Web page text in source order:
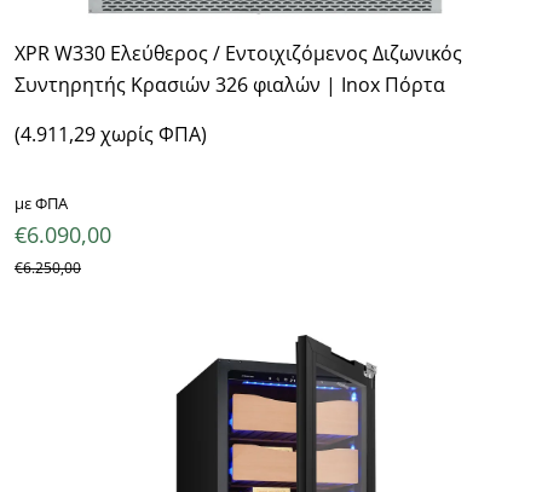
XPR W330 Ελεύθερος / Εντοιχιζόμενος Διζωνικός
Συντηρητής Κρασιών 326 φιαλών | Inox Πόρτα
€6.250,00
€6.090,00
με ΦΠΑ
(4.911,29 χωρίς ΦΠΑ)